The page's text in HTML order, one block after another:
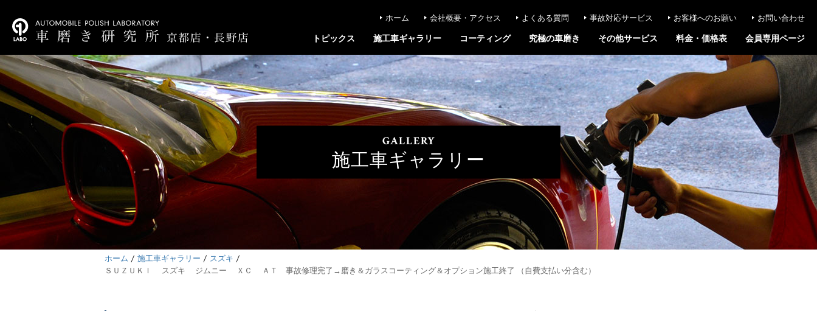
ホーム 会社概要・アクセス よくある質問 事故対応サービス お客様へのお願い お問い合わせ
トピックス 施工車ギャラリー コーティング 究極の車磨き その他サービス 料金・価格表 会員専用ページ
GALLERY
施工車ギャラリー
ホーム 施工車ギャラリー
スズキ
ＳＵＺＵＫＩ スズキ ジムニー ＸＣ ＡＴ 事故修理完了→磨き＆ガラスコーティング＆オプション施工終了 （自費支払い分含む）